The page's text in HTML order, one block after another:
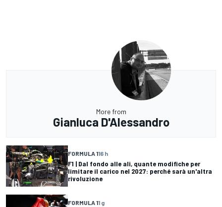
More from
Gianluca D'Alessandro
FORMULA 116 h
F1 | Dal fondo alle ali, quante modifiche per
limitare il carico nel 2027: perché sarà un'altra
rivoluzione
FORMULA 11 g